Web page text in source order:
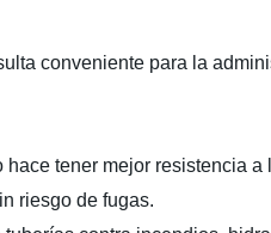
conveniente para la
tener mejor resistencia a
riesgo de fugas.